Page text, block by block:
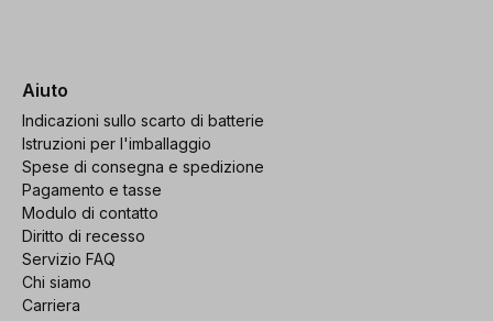
Aiuto
Indicazioni sullo scarto di batterie
Istruzioni per l'imballaggio
Spese di consegna e spedizione
Pagamento e tasse
Modulo di contatto
Diritto di recesso
Servizio FAQ
Chi siamo
Carriera